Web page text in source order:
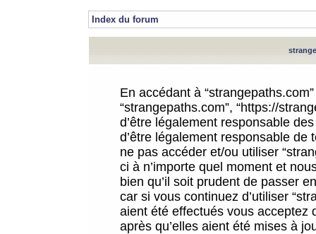
Index du forum
En accédant à
“strangepaths.com”, “https://
d’être légalement responsable
d’être légalement responsable
ne pas accéder et/ou utiliser
ci à n’importe quel moment et
bien qu’il soit prudent de passer
car si vous continuez d’utiliser
aient été effectués vous acceptez
après qu’elles aient été mises à